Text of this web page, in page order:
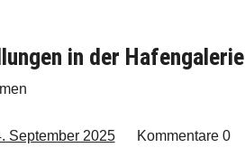
in der Hafengalerie
September 2025 Kommentare 0